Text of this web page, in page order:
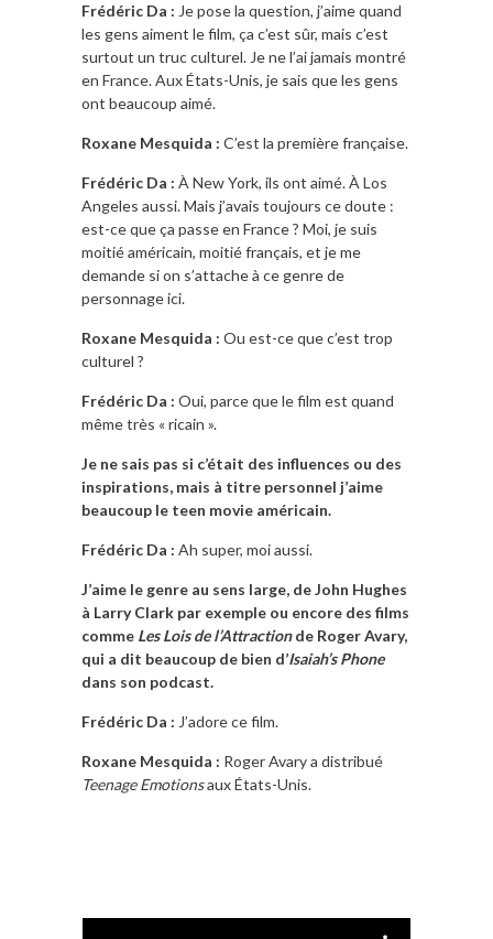
Frédéric Da : Je pose la question, j’aime quand
les gens aiment le film, ça c’est sûr, mais c’est
surtout un truc culturel. Je ne l’ai jamais montré
en France. Aux États-Unis, je sais que les gens
ont beaucoup aimé.
Roxane Mesquida : C’est la première française.
Frédéric Da : À New York, ils ont aimé. À Los
Angeles aussi. Mais j’avais toujours ce doute :
est-ce que ça passe en France ? Moi, je suis
moitié américain, moitié français, et je me
demande si on s’attache à ce genre de
personnage ici.
Roxane Mesquida : Ou est-ce que c’est trop
culturel ?
Frédéric Da : Oui, parce que le film est quand
même très « ricain ».
Je ne sais pas si c’était des influences ou des
inspirations, mais à titre personnel j’aime
beaucoup le teen movie américain.
Frédéric Da : Ah super, moi aussi.
J’aime le genre au sens large, de John Hughes
à Larry Clark par exemple ou encore des films
comme Les Lois de l’Attractionde Roger Avary,
qui a dit beaucoup de bien d’Isaiah’s Phone
dans son podcast.
Frédéric Da : J’adore ce film.
Roxane Mesquida : Roger Avary a distribué
Teenage Emotionsaux États-Unis.